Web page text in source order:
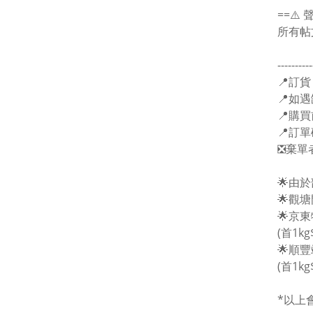
==⚠️
所有
📍訂
📍如
📍購
📍訂
❎棄
🌟由
🌟觀
🌟京
(首
🌟順
(首
*以上